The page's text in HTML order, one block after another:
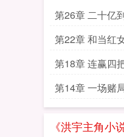
第26章 二十亿
第22章 和当红
第18章 连赢四
第14章 一场赌
《洪宇主角小